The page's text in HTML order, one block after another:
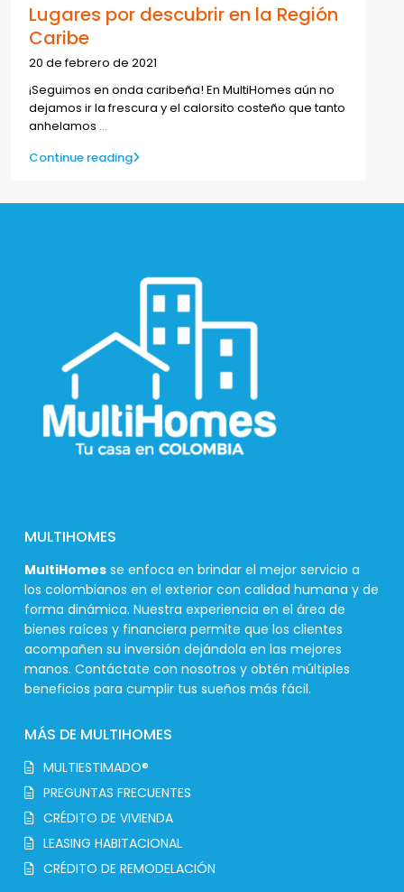
Lugares por descubrir en la Región
Caribe
20 de febrero de 2021
¡Seguimos en onda caribeña! En MultiHomes aún no
dejamos ir la frescura y el calorsito costeño que tanto
anhelamos ...
Continue reading
MULTIHOMES
MultiHomes se enfoca en brindar el mejor servicio a
los colombianos en el exterior con calidad humana y de
forma dinámica. Nuestra experiencia en el área de
bienes raíces y financiera permite que los clientes
acompañen su inversión dejándola en las mejores
manos. Contáctate con nosotros y obtén múltiples
beneficios para cumplir tus sueños más fácil.
MÁS DE MULTIHOMES
MULTIESTIMADO®
PREGUNTAS FRECUENTES
CRÉDITO DE VIVIENDA
LEASING HABITACIONAL
CRÉDITO DE REMODELACIÓN